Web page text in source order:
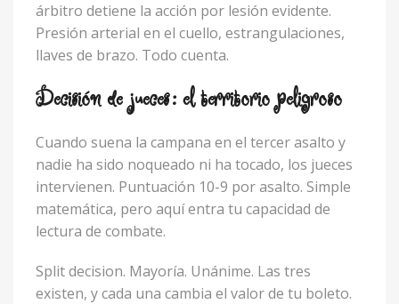
árbitro detiene la acción por lesión evidente.
Presión arterial en el cuello, estrangulaciones,
llaves de brazo. Todo cuenta.
Decisión de jueces: el territorio peligroso
Cuando suena la campana en el tercer asalto y
nadie ha sido noqueado ni ha tocado, los jueces
intervienen. Puntuación 10-9 por asalto. Simple
matemática, pero aquí entra tu capacidad de
lectura de combate.
Split decision. Mayoría. Unánime. Las tres
existen, y cada una cambia el valor de tu boleto.